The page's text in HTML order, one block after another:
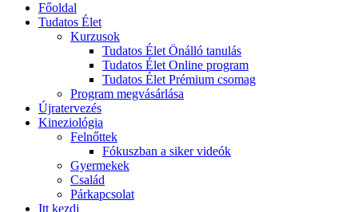
Főoldal
Tudatos Élet
Kurzusok
Tudatos Élet Önálló tanulás
Tudatos Élet Online program
Tudatos Élet Prémium csomag
Program megvásárlása
Újratervezés
Kineziológia
Felnőttek
Fókuszban a siker videók
Gyermekek
Család
Párkapcsolat
Itt kezdj